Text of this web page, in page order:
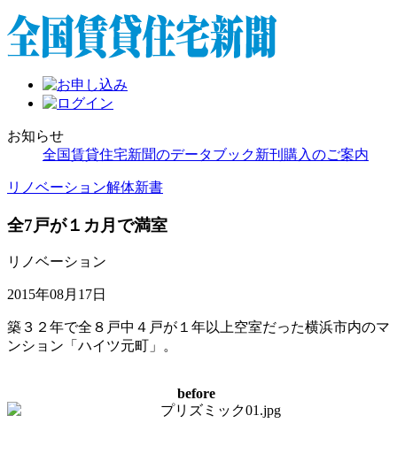
お知らせ
全国賃貸住宅新聞のデータブック新刊購入のご案内
リノベーション解体新書
全7戸が１カ月で満室
リノベーション
2015年08月17日
築３２年で全８戸中４戸が１年以上空室だった横浜市内のマ
ンション「ハイツ元町」。
before